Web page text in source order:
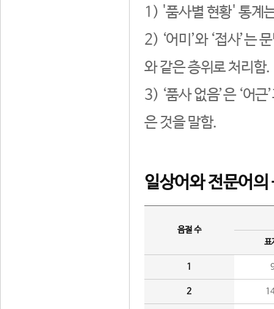
1) '품사별 현황' 통계
2) ‘어미’와 ‘접사’는
와 같은 층위로 처리함.
3) ‘품사 없음’은 ‘어
은 것을 말함.
일상어와 전문어의
음절 수
표
1
2